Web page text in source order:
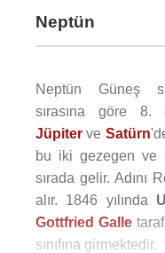
Neptün
Neptün Güneş
sırasına göre 8.
Jüpiter ve Satürn
bu iki gezegen ve
sırada gelir. Adını
alır. 1846 yılında
Gottfried Galle
sınıfına girmektedir.